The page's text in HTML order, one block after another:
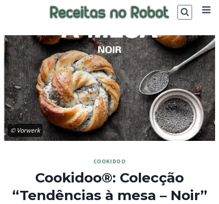
© Vorwerk
COOKIDOO
Cookidoo®: Colecção
“Tendências à mesa – Noir”